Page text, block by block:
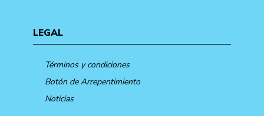
LEGAL
Términos y condiciones
Botón de Arrepentimiento
Noticias